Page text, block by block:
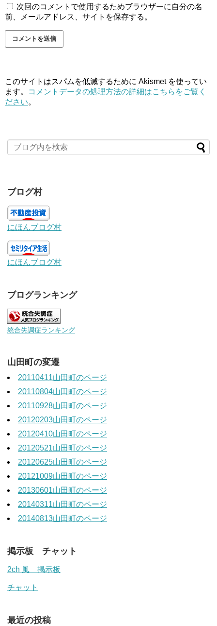
次回のコメントで使用するためブラウザーに自分の名
前、メールアドレス、サイトを保存する。
このサイトはスパムを低減するために Akismet を使ってい
ます。
コメントデータの処理方法の詳細はこちらをご覧く
ださい。
ブログ村
にほんブログ村
にほんブログ村
ブログランキング
統合失調症ランキング
山田町の変遷
20110411山田町のページ
20110804山田町のページ
20110928山田町のページ
20120203山田町のページ
20120410山田町のページ
20120521山田町のページ
20120625山田町のページ
20121009山田町のページ
20130601山田町のページ
20140311山田町のページ
20140813山田町のページ
掲示板 チャット
2ch 風 掲示板
チャット
最近の投稿